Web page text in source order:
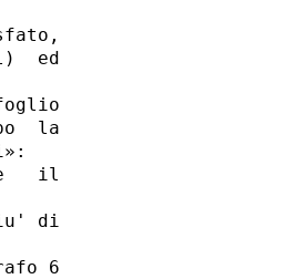
ed
la
il
di
6